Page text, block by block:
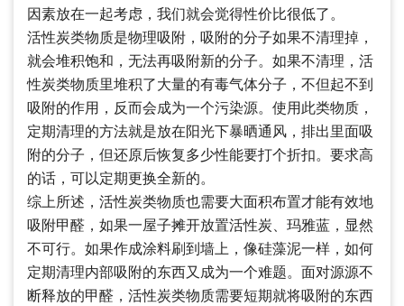
因素放在一起考虑，我们就会觉得性价比很低了。
活性炭类物质是物理吸附，吸附的分子如果不清理掉，
就会堆积饱和，无法再吸附新的分子。如果不清理，活
性炭类物质里堆积了大量的有毒气体分子，不但起不到
吸附的作用，反而会成为一个污染源。使用此类物质，
定期清理的方法就是放在阳光下暴晒通风，排出里面吸
附的分子，但还原后恢复多少性能要打个折扣。要求高
的话，可以定期更换全新的。
综上所述，活性炭类物质也需要大面积布置才能有效地
吸附甲醛，如果一屋子摊开放置活性炭、玛雅蓝，显然
不可行。如果作成涂料刷到墙上，像硅藻泥一样，如何
定期清理内部吸附的东西又成为一个难题。面对源源不
断释放的甲醛，活性炭类物质需要短期就将吸附的东西